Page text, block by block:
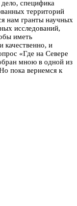
специфика
территорий
нам гранты научных
исследований,
иметь
качественно, и
«Где на Севере
мною в одной из
пока вернемся к